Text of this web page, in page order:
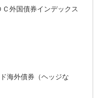
外国債券インデックス
海外債券（ヘッジな